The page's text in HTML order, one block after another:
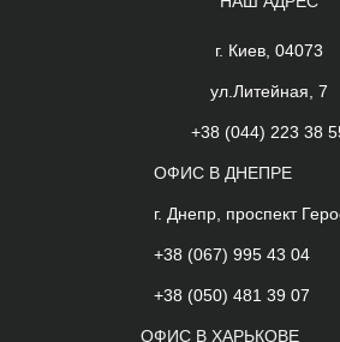
г. Киев, 04073
ул.Литейная, 7
+38 (044) 223 38
ОФИС В ДНЕПРЕ
г. Днепр, проспект
+38 (067) 995 43 04
+38 (050) 481 39 07
ОФИС В ХАРЬКОВЕ